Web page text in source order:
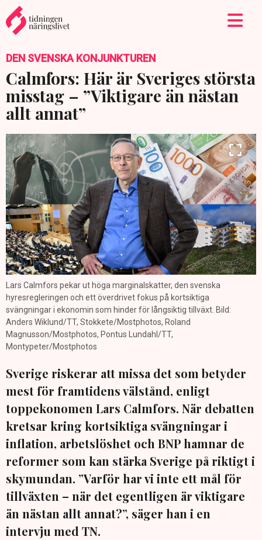
DEN SVENSKA KONJUNKTUREN
Calmfors: Här är Sveriges största
misstag – ”Viktigare än nästan
allt annat”
Lars Calmfors pekar ut höga marginalskatter, den svenska
hyresregleringen och ett överdrivet fokus på kortsiktiga
svängningar i ekonomin som hinder för långsiktig tillväxt. Bild:
Anders Wiklund/TT, Stokkete/Mostphotos, Roland
Magnusson/Mostphotos, Pontus Lundahl/TT,
Montypeter/Mostphotos
Sverige riskerar att missa det som betyder
mest för framtidens välstånd, enligt
toppekonomen Lars Calmfors. När debatten
kretsar kring kortsiktiga svängningar i
inflation, arbetslöshet och BNP hamnar de
reformer som kan stärka Sverige på riktigt i
skymundan. ”Varför har vi inte ett mål för
tillväxten – när det egentligen är viktigare
än nästan allt annat?”, säger han i en
intervju med TN.